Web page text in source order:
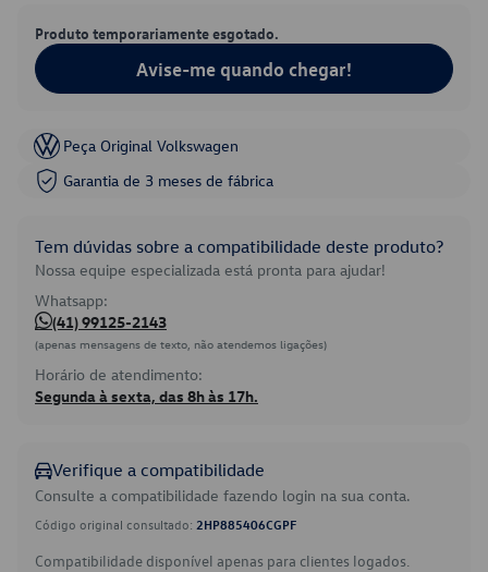
Produto temporariamente esgotado.
Avise-me quando chegar!
Peça Original Volkswagen
Garantia de 3 meses de fábrica
Tem dúvidas sobre a compatibilidade deste produto?
Nossa equipe especializada está pronta para ajudar!
Whatsapp:
(41) 99125-2143
(apenas mensagens de texto, não atendemos ligações)
Horário de atendimento:
Segunda à sexta, das 8h às 17h.
Verifique a compatibilidade
Consulte a compatibilidade fazendo login na sua conta.
Código original consultado: 2HP885406CGPF
Compatibilidade disponível apenas para clientes logados.